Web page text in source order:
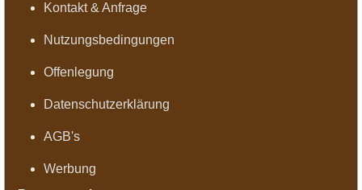
Kontakt & Anfrage
Nutzungsbedingungen
Offenlegung
Datenschutzerklärung
AGB's
Werbung